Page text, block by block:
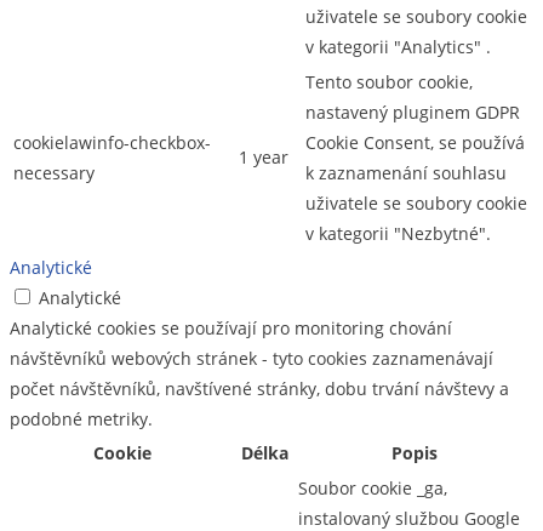
uživatele se soubory cookie
v kategorii "Analytics" .
cookielawinfo-checkbox-
necessary
1 year
Tento soubor cookie,
nastavený pluginem GDPR
Cookie Consent, se používá
k zaznamenání souhlasu
uživatele se soubory cookie
v kategorii "Nezbytné".
Analytické
Analytické
Analytické cookies se používají pro monitoring chování
návštěvníků webových stránek - tyto cookies zaznamenávají
počet návštěvníků, navštívené stránky, dobu trvání návštevy a
podobné metriky.
Cookie
Délka
Popis
Soubor cookie _ga,
instalovaný službou Google